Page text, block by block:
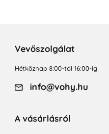
Vevőszolgálat
Hétköznap 8:00-tól 16:00-ig
info@vohy.hu
A vásárlásról